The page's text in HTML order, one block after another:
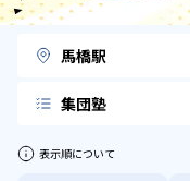
馬橋駅
集団塾
表示順について